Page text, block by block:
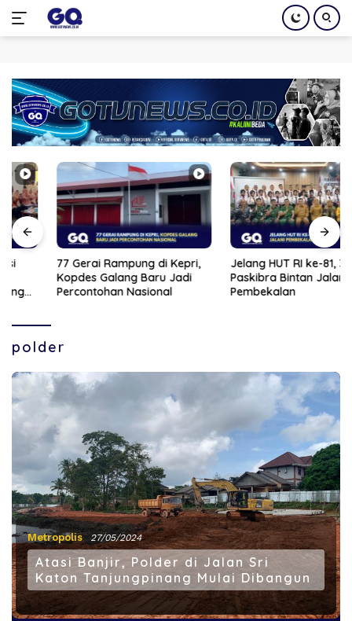
konten
77 Gerai Rampung di Kepri,
Kopdes Galang Baru Jadi
Percontohan Nasional
Jelang HUT RI ke-81, 33 Calon
Paskibra Bintan Jalani
Pembekalan
polder
Metropolis 27/05/2024
Atasi Banjir, Polder di Jalan Sri
Katon Tanjungpinang Mulai Dibangun